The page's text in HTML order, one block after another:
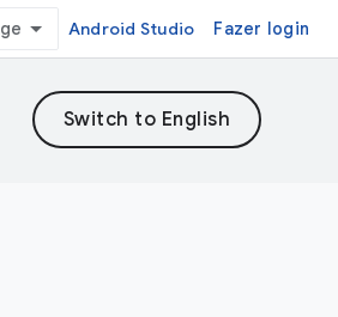
Android Studio Fazer login